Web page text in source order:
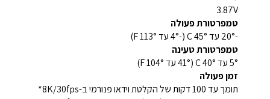
3.87V
טמפרטורת פעולה
-20° עד 45° C (-4° עד 113° F)
טמפרטורת טעינה
5° עד 40° C (41° עד 104° F)
זמן פעולה
תומך עד 100 דקות של הקלטת וידאו פנורמי ב-8K/30fps*